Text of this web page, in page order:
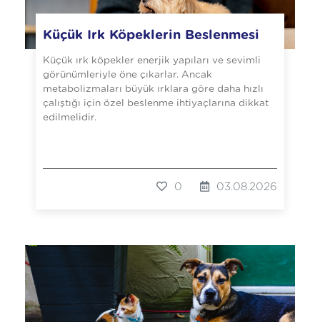
Küçük Irk Köpeklerin Beslenmesi
Küçük ırk köpekler enerjik yapıları ve sevimli
görünümleriyle öne çıkarlar. Ancak
metabolizmaları büyük ırklara göre daha hızlı
çalıştığı için özel beslenme ihtiyaçlarına dikkat
edilmelidir.
0 03.08.2026